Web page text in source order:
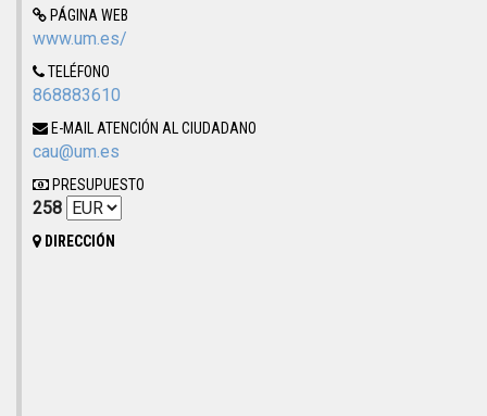
PÁGINA WEB
www.um.es/
TELÉFONO
868883610
E-MAIL ATENCIÓN AL CIUDADANO
cau@um.es
PRESUPUESTO
258
DIRECCIÓN